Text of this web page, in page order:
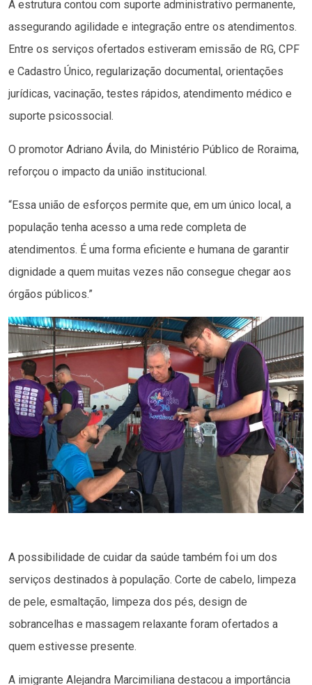
A estrutura contou com suporte administrativo permanente,
assegurando agilidade e integração entre os atendimentos.
Entre os serviços ofertados estiveram emissão de RG, CPF
e Cadastro Único, regularização documental, orientações
jurídicas, vacinação, testes rápidos, atendimento médico e
suporte psicossocial.
O promotor Adriano Ávila, do Ministério Público de Roraima,
reforçou o impacto da união institucional.
“Essa união de esforços permite que, em um único local, a
população tenha acesso a uma rede completa de
atendimentos. É uma forma eficiente e humana de garantir
dignidade a quem muitas vezes não consegue chegar aos
órgãos públicos.”
A possibilidade de cuidar da saúde também foi um dos
serviços destinados à população. Corte de cabelo, limpeza
de pele, esmaltação, limpeza dos pés, design de
sobrancelhas e massagem relaxante foram ofertados a
quem estivesse presente.
A imigrante Alejandra Marcimiliana destacou a importância